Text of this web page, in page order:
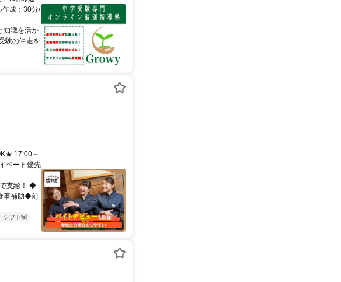
作成：30分/
知識を活か
験の伴走を
17:00～
ベート優先
支給！ ◆
事補助◆前
シフト制